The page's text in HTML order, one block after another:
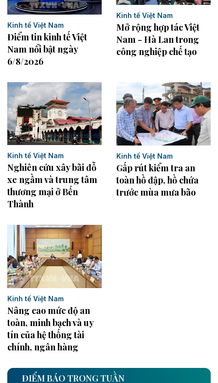
Kinh tế Việt Nam
Điểm tin kinh tế Việt
Nam nổi bật ngày
6/8/2026
Kinh tế Việt Nam
Mở rộng hợp tác Việt
Nam - Hà Lan trong
công nghiệp chế tạo
Kinh tế Việt Nam
Nghiên cứu xây bãi đỗ
xe ngầm và trung tâm
thương mại ở Bến
Thành
Kinh tế Việt Nam
Gấp rút kiểm tra an
toàn hồ đập, hồ chứa
trước mùa mưa bão
Kinh tế Việt Nam
Nâng cao mức độ an
toàn, minh bạch và uy
tín của hệ thống tài
chính, ngân hàng
ĐIỂM BÁO TRONG TUẦN